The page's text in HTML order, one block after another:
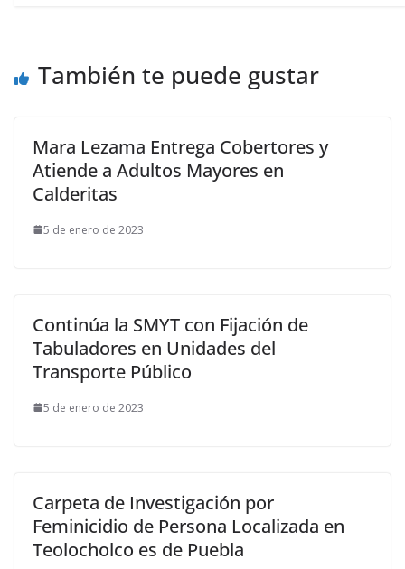
También te puede gustar
Mara Lezama Entrega Cobertores y
Atiende a Adultos Mayores en
Calderitas
5 de enero de 2023
Continúa la SMYT con Fijación de
Tabuladores en Unidades del
Transporte Público
5 de enero de 2023
Carpeta de Investigación por
Feminicidio de Persona Localizada en
Teolocholco es de Puebla